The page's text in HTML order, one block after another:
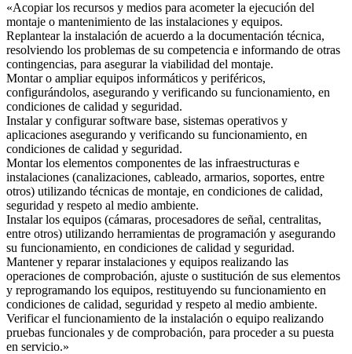
«Acopiar los recursos y medios para acometer la ejecución del
montaje o mantenimiento de las instalaciones y equipos.
Replantear la instalación de acuerdo a la documentación técnica,
resolviendo los problemas de su competencia e informando de otras
contingencias, para asegurar la viabilidad del montaje.
Montar o ampliar equipos informáticos y periféricos,
configurándolos, asegurando y verificando su funcionamiento, en
condiciones de calidad y seguridad.
Instalar y configurar software base, sistemas operativos y
aplicaciones asegurando y verificando su funcionamiento, en
condiciones de calidad y seguridad.
Montar los elementos componentes de las infraestructuras e
instalaciones (canalizaciones, cableado, armarios, soportes, entre
otros) utilizando técnicas de montaje, en condiciones de calidad,
seguridad y respeto al medio ambiente.
Instalar los equipos (cámaras, procesadores de señal, centralitas,
entre otros) utilizando herramientas de programación y asegurando
su funcionamiento, en condiciones de calidad y seguridad.
Mantener y reparar instalaciones y equipos realizando las
operaciones de comprobación, ajuste o sustitución de sus elementos
y reprogramando los equipos, restituyendo su funcionamiento en
condiciones de calidad, seguridad y respeto al medio ambiente.
Verificar el funcionamiento de la instalación o equipo realizando
pruebas funcionales y de comprobación, para proceder a su puesta
en servicio.»